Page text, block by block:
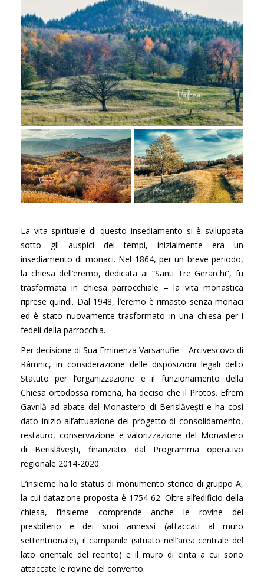
La vita spirituale di questo insediamento si è sviluppata
sotto gli auspici dei tempi, inizialmente era un
insediamento di monaci. Nel 1864, per un breve periodo,
la chiesa dell’eremo, dedicata ai “Santi Tre Gerarchi”, fu
trasformata in chiesa parrocchiale – la vita monastica
riprese quindi. Dal 1948, l’eremo è rimasto senza monaci
ed è stato nuovamente trasformato in una chiesa per i
fedeli della parrocchia.
Per decisione di Sua Eminenza Varsanufie – Arcivescovo di
Râmnic, in considerazione delle disposizioni legali dello
Statuto per l’organizzazione e il funzionamento della
Chiesa ortodossa romena, ha deciso che il Protos. Efrem
Gavrilă ad abate del Monastero di Berislăvești e ha così
dato inizio all’attuazione del progetto di consolidamento,
restauro, conservazione e valorizzazione del Monastero
di Berislăvești, finanziato dal Programma operativo
regionale 2014-2020.
L’insieme ha lo status di monumento storico di gruppo A,
la cui datazione proposta è 1754-62. Oltre all’edificio della
chiesa, l’insieme comprende anche le rovine del
presbiterio e dei suoi annessi (attaccati al muro
settentrionale), il campanile (situato nell’area centrale del
lato orientale del recinto) e il muro di cinta a cui sono
attaccate le rovine del convento.